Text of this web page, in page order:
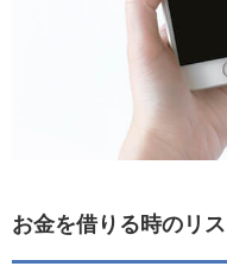
お金を借りる時のリ